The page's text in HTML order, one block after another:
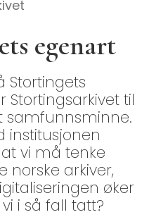
egenart
Stortingets
til
samfunnsminne.
institusjonen
vi må tenke
norske arkiver,
øker
i så fall tatt?